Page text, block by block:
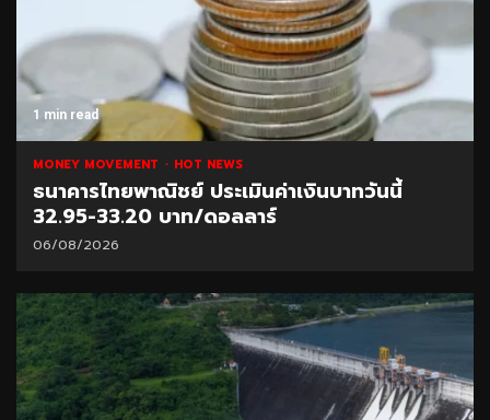
1 min read
MONEY MOVEMENT HOT NEWS
ธนาคารไทยพาณิชย์ ประเมินค่าเงินบาทวันนี้
32.95-33.20 บาท/ดอลลาร์
06/08/2026